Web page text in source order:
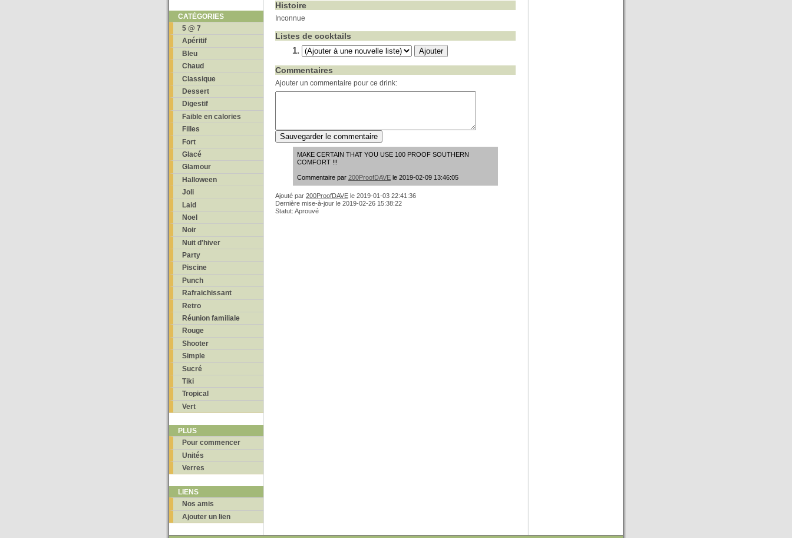
CATÉGORIES
5 @ 7
Apéritif
Bleu
Chaud
Classique
Dessert
Digestif
Faible en calories
Filles
Fort
Glacé
Glamour
Halloween
Joli
Laid
Noel
Noir
Nuit d'hiver
Party
Piscine
Punch
Rafraichissant
Retro
Réunion familiale
Rouge
Shooter
Simple
Sucré
Tiki
Tropical
Vert
PLUS
Pour commencer
Unités
Verres
LIENS
Nos amis
Ajouter un lien
Histoire
Inconnue
Listes de cocktails
Commentaires
Ajouter un commentaire pour ce drink:
MAKE CERTAIN THAT YOU USE 100 PROOF SOUTHERN
COMFORT !!!
Commentaire par 200ProofDAVE le 2019-02-09 13:46:05
Ajouté par 200ProofDAVE le 2019-01-03 22:41:36
Dernière mise-à-jour le 2019-02-26 15:38:22
Statut: Aprouvé